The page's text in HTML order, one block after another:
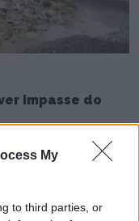
My
to third parties, or
impasse do